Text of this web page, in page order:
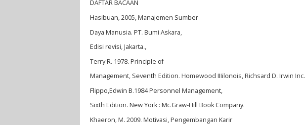
DAFTAR BACAAN
Hasibuan, 2005, Manajemen Sumber
Daya Manusia. PT. Bumi Askara,
Edisi revisi, Jakarta.,
Terry R. 1978. Principle of
Management, Seventh Edition. Homewood IIIilonois, Richsard D. Irwin Inc.
Flippo,Edwin B.1984 Personnel Management,
Sixth Edition. New York : Mc.Graw-Hill Book Company.
Khaeron, M. 2009. Motivasi, Pengembangan Karir